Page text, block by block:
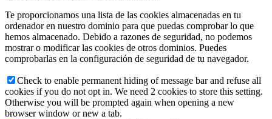
Te proporcionamos una lista de las cookies almacenadas en tu
ordenador en nuestro dominio para que puedas comprobar lo que
hemos almacenado. Debido a razones de seguridad, no podemos
mostrar o modificar las cookies de otros dominios. Puedes
comprobarlas en la configuración de seguridad de tu navegador.
Check to enable permanent hiding of message bar and refuse all
cookies if you do not opt in. We need 2 cookies to store this setting.
Otherwise you will be prompted again when opening a new
browser window or new a tab.